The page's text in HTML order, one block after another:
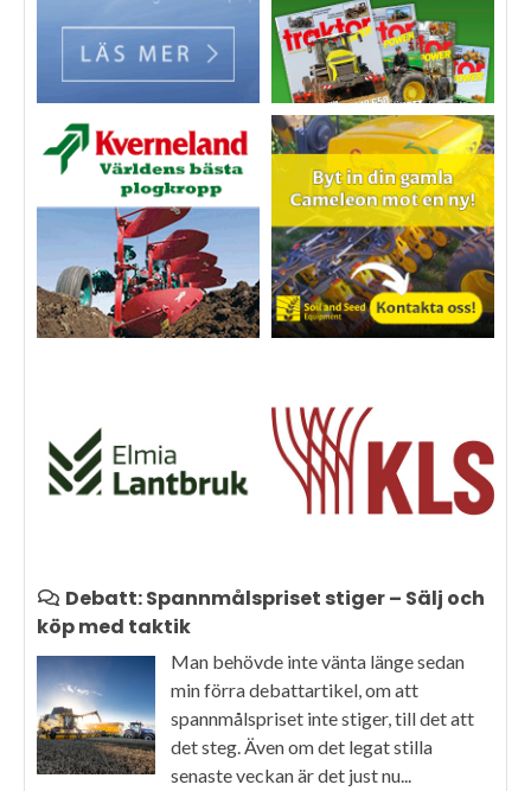
Debatt: Spannmålspriset stiger – Sälj och
köp med taktik
Man behövde inte vänta länge sedan
min förra debattartikel, om att
spannmålspriset inte stiger, till det att
det steg. Även om det legat stilla
senaste veckan är det just nu...